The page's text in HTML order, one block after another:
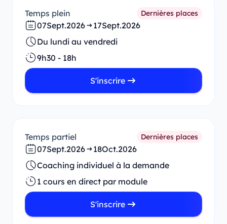
Temps plein Dernières places
07Sept.2026 17Sept.2026
Du lundi au vendredi
9h30 - 18h
S'inscrire
Temps partiel Dernières places
07Sept.2026 18Oct.2026
Coaching individuel à la demande
1 cours en direct par module
S'inscrire